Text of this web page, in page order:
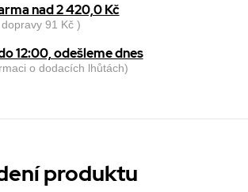
nad 2 420,0 Kč
91 Kč )
12:00, odešleme dnes
o dodacích lhůtách)
produktu